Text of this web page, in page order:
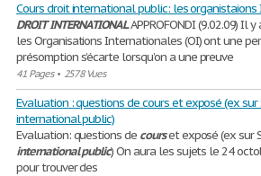
Cours droit international public: les
DROITINTERNATIONALAPPROFONDI (9.02.09) Il
les Organisations Internationales (OI) ont une
présomption s’écarte lorsqu’on a une preuve
41 Pages• 2578 Vues
Evaluation : questions de cours et exposé (ex sur
international public)
Evaluation: questions de courset exposé (ex sur
international public) On aura les sujets le 24
pour trouver des